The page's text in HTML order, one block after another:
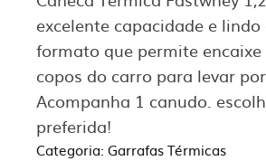
excelente capacidade e lindo
formato que permite
copos do carro para levar
Acompanha 1 canudo.
preferida!
Categoria: Garrafas Térmicas